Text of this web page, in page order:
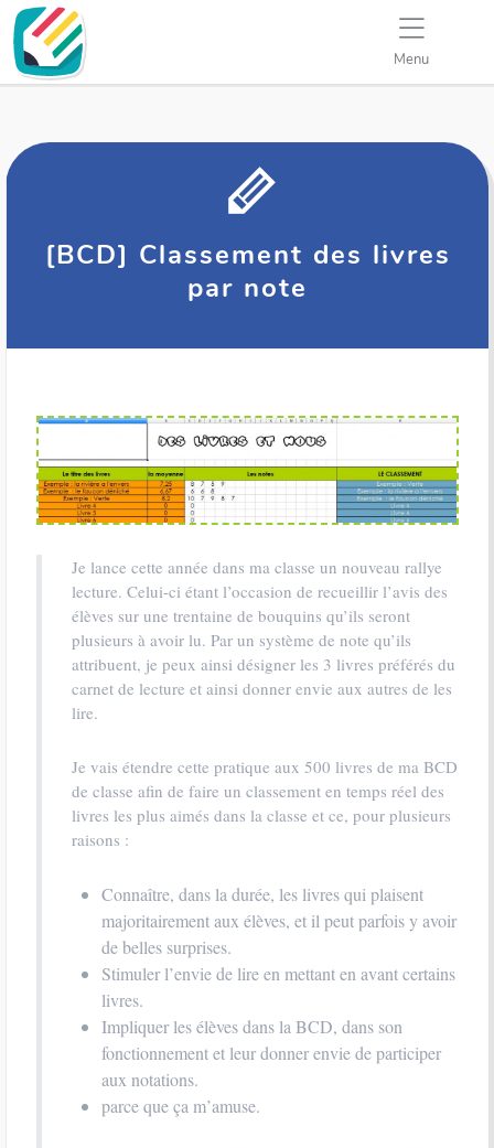
Menu
[BCD] Classement des livres
par note
Je lance cette année dans ma classe un nouveau rallye
lecture. Celui-ci étant l’occasion de recueillir l’avis des
élèves sur une trentaine de bouquins qu’ils seront
plusieurs à avoir lu. Par un système de note qu’ils
attribuent, je peux ainsi désigner les 3 livres préférés du
carnet de lecture et ainsi donner envie aux autres de les
lire.
Je vais étendre cette pratique aux 500 livres de ma BCD
de classe afin de faire un classement en temps réel des
livres les plus aimés dans la classe et ce, pour plusieurs
raisons :
Connaître, dans la durée, les livres qui plaisent
majoritairement aux élèves, et il peut parfois y avoir
de belles surprises.
Stimuler l’envie de lire en mettant en avant certains
livres.
Impliquer les élèves dans la BCD, dans son
fonctionnement et leur donner envie de participer
aux notations.
parce que ça m’amuse.